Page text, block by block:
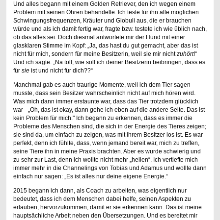
Und alles begann mit einem Golden Retriever, den ich wegen einem
Problem mit seinen Ohren behandelte. Ich teste für ihn alle möglichen
Schwingungsfrequenzen, Kräuter und Globuli aus, die er brauchen
würde und als ich damit fertig war, fragte bzw. testete ich wie üblich nach,
ob das alles sei. Doch diesmal antwortete mir der Hund mit einer
glasklaren Stimme im Kopf: „Ja, das hast du gut gemacht, aber das ist
nicht für mich, sondern für meine Besitzerin, weil sie mir nichtzuhört!“
Und ich sagte: „Na toll, wie soll ich deiner Besitzerin beibringen, dass es
für sieist und nicht für dich??“
Manchmal gab es auch traurige Momente, weil ich dem Tier sagen
musste, dass sein Besitzer wahrscheinlich nicht auf mich hören wird.
Was mich dann immer erstaunte war, dass das Tier trotzdem glücklich
war - „Oh, das ist okay, dann gehe ich eben auf die andere Seite. Das ist
kein Problem für mich." Ich begann zu erkennen, dass es immer die
Probleme des Menschen sind, die sich in der Energie des Tieres zeigen;
sie sind da, um einfach zu zeigen, was mit ihrem Besitzer los ist. Es war
perfekt, denn ich fühlte, dass, wenn jemand bereit war, mich zu treffen,
seine Tiere ihn in meine Praxis brachten. Aber es wurde schwierig und
zu sehr zur Last, denn ich wollte nicht mehr „heilen“. Ich vertiefte mich
immer mehr in die Channelings von Tobias und Adamus und wollte dann
einfach nur sagen: „Es ist alles nur deine eigene Energie.“
2015 begann ich dann, als Coach zu arbeiten, was eigentlich nur
bedeutet, dass ich dem Menschen dabei helfe, seinen Aspekten zu
erlauben, hervorzukommen, damit er sie erkennen kann. Das ist meine
hauptsächliche Arbeit neben den Übersetzungen. Und es bereitet mir